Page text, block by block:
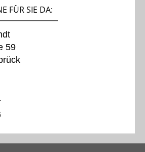
FÜR SIE DA:
59